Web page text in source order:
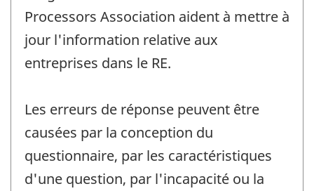
Processors Association aident à mettre à
jour l'information relative aux
entreprises dans le RE.
Les erreurs de réponse peuvent être
causées par la conception du
questionnaire, par les caractéristiques
d'une question, par l'incapacité ou la